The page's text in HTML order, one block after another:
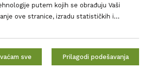
jamčiti točnost svih
znači da su uvijek dostupni u
putem kojih se obrađuju Vaši
izradu statističkih i
u našim
Ukoliko Vas zanima više kliknite na
sve Prilagodi podešavanja